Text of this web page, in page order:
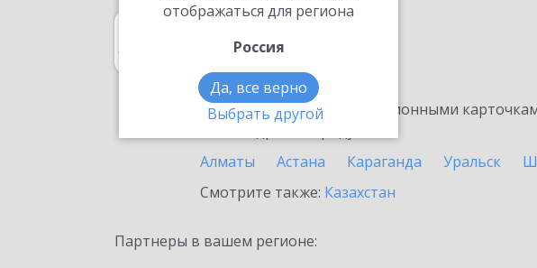
отображаться для региона
Россия
Да, все верно
Выбрать другой
1С:Архив
в Атырау
Ознакомьтесь с информационными
Алматы
Астана Караганда Уральск
Смотрите также: Казахстан
Партнеры в вашем регионе: